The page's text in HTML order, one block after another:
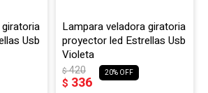
Usb
Lampara veladora giratoria
proyector led Estrellas Usb
Violeta
$ 336
$420 20